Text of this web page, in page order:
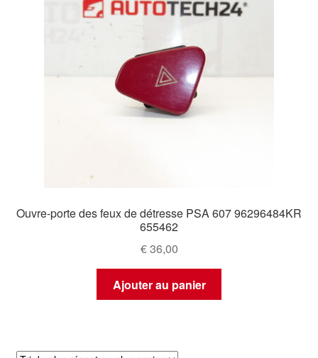
Ouvre-porte des feux de détresse PSA 607 96296484KR
655462
€36,00
Ajouter au panier